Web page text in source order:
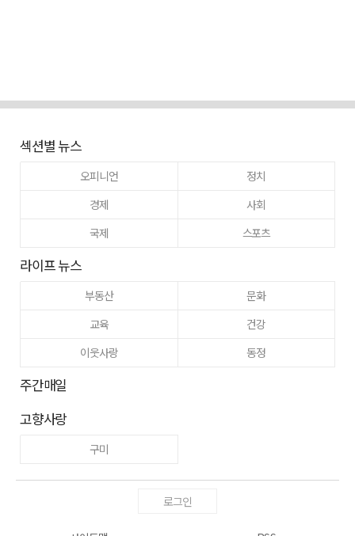
섹션별 뉴스
오피니언
정치
경제
사회
국제
스포츠
라이프 뉴스
부동산
문화
교육
건강
이웃사랑
동정
주간매일
고향사랑
구미
로그인